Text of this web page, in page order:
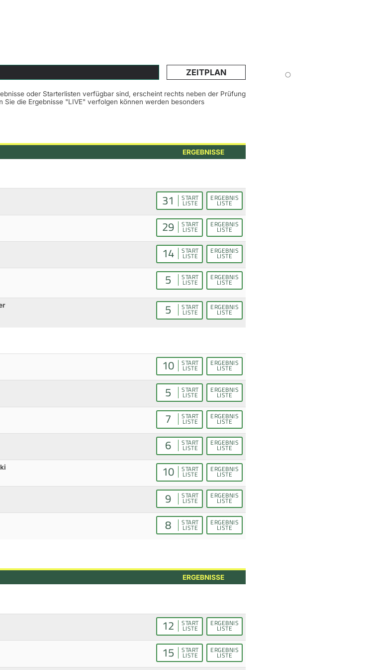
ZEITPLAN
oder Starterlisten verfügbar sind, erscheint rechts neben der Prüfung
die Ergebnisse "LIVE" verfolgen können werden besonders
ERGEBNISSE
31 START
LISTE
ERGEBNIS
LISTE
29 START
LISTE
ERGEBNIS
LISTE
14 START
LISTE
ERGEBNIS
LISTE
5 START
LISTE
ERGEBNIS
LISTE
5 START
LISTE
ERGEBNIS
LISTE
10 START
LISTE
ERGEBNIS
LISTE
5 START
LISTE
ERGEBNIS
LISTE
7 START
LISTE
ERGEBNIS
LISTE
6 START
LISTE
ERGEBNIS
LISTE
10 START
LISTE
ERGEBNIS
LISTE
9 START
LISTE
ERGEBNIS
LISTE
8 START
LISTE
ERGEBNIS
LISTE
ERGEBNISSE
12 START
LISTE
ERGEBNIS
LISTE
15 START
LISTE
ERGEBNIS
LISTE